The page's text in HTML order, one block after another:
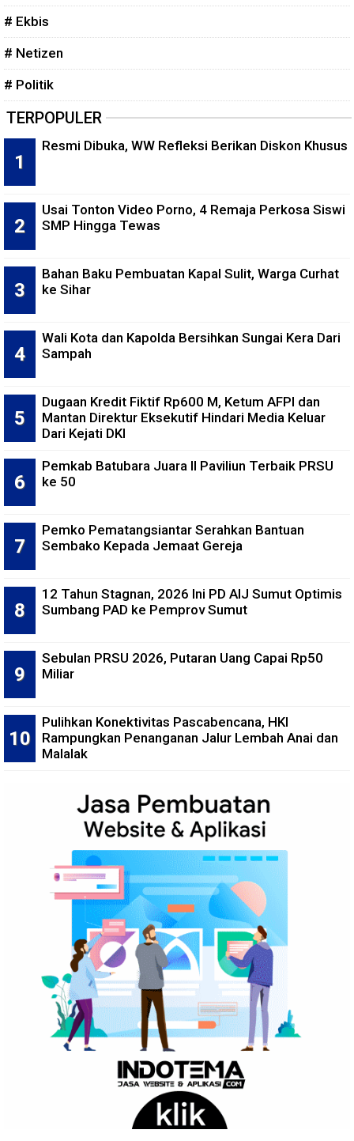
# Ekbis
# Netizen
# Politik
TERPOPULER
Resmi Dibuka, WW Refleksi Berikan Diskon Khusus
Usai Tonton Video Porno, 4 Remaja Perkosa Siswi
SMP Hingga Tewas
Bahan Baku Pembuatan Kapal Sulit, Warga Curhat
ke Sihar
Wali Kota dan Kapolda Bersihkan Sungai Kera Dari
Sampah
Dugaan Kredit Fiktif Rp600 M, Ketum AFPI dan
Mantan Direktur Eksekutif Hindari Media Keluar
Dari Kejati DKI
Pemkab Batubara Juara II Paviliun Terbaik PRSU
ke 50
Pemko Pematangsiantar Serahkan Bantuan
Sembako Kepada Jemaat Gereja
12 Tahun Stagnan, 2026 Ini PD AIJ Sumut Optimis
Sumbang PAD ke Pemprov Sumut
Sebulan PRSU 2026, Putaran Uang Capai Rp50
Miliar
Pulihkan Konektivitas Pascabencana, HKI
Rampungkan Penanganan Jalur Lembah Anai dan
Malalak